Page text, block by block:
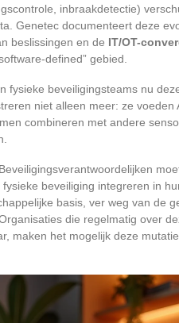
inbraakdetectie)
Genetec documenteert deze
beslissingen en de IT/OT-
defined” gebied.
fysieke beveiligingsteams nu
niet alleen meer: ze voeden
combineren met andere
beveiliging integreren in
basis, ver weg van de
die regelmatig over
maken het mogelijk deze